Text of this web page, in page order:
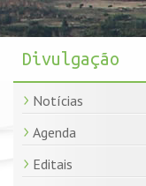
Divulgação
Notícias
Agenda
Editais